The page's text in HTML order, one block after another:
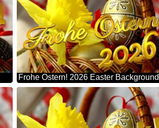
Frohe Ostern! 2026 Easter Background